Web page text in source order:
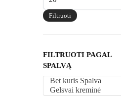
kaina
Filtruoti
FILTRUOTI PAGAL
SPALVĄ